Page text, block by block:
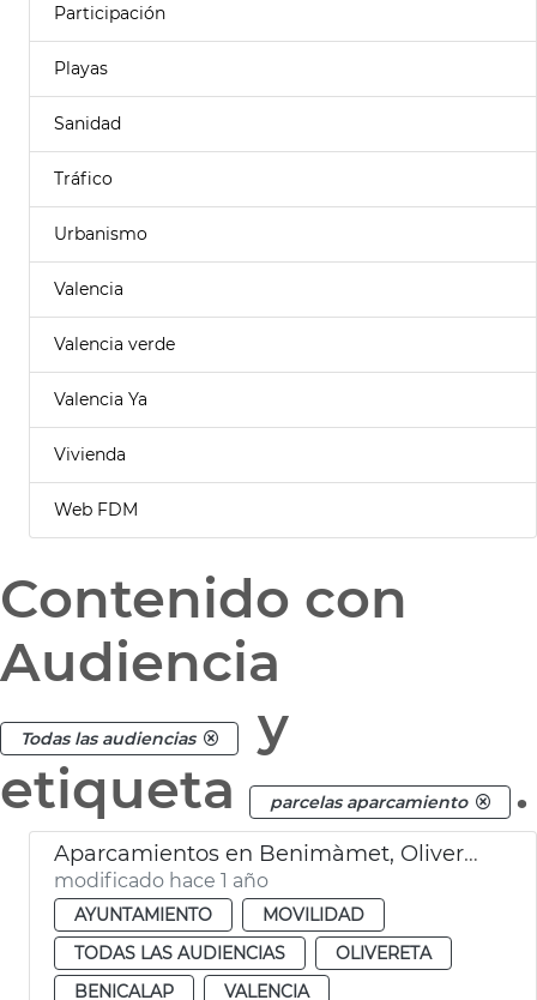
Participación
Playas
Sanidad
Tráfico
Urbanismo
Valencia
Valencia verde
Valencia Ya
Vivienda
Web FDM
Contenido con
Audiencia
Todas las audiencias
y
etiqueta
parcelas aparcamiento .
Aparcamientos en Benimàmet, Olivereta y Benicalap
modificado hace 1 año
AYUNTAMIENTO
MOVILIDAD
TODAS LAS AUDIENCIAS
OLIVERETA
BENICALAP
VALENCIA